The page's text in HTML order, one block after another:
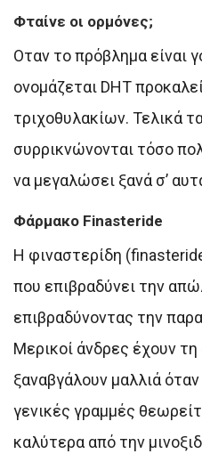
Φταίνε οι ορμόνες;
Οταν το πρόβλημα είναι
ονομάζεται DHT
τριχοθυλακίων. Τελικά
συρρικνώνονται τόσο
να μεγαλώσει ξανά σ’
Φάρμακο Finasteride
Η φιναστερίδη
που επιβραδύνει την
επιβραδύνοντας την
Μερικοί άνδρες έχουν
ξαναβγάλουν μαλλιά
γενικές γραμμές
καλύτερα από την